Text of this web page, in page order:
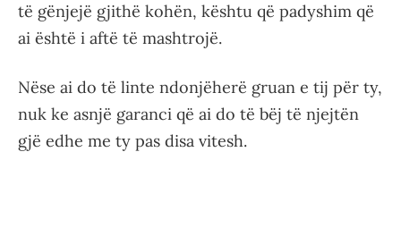
të gënjejë gjithë kohën, kështu që padyshim që
ai është i aftë të mashtrojë.
Nëse ai do të linte ndonjëherë gruan e tij për ty,
nuk ke asnjë garanci që ai do të bëj të njejtën
gjë edhe me ty pas disa vitesh.